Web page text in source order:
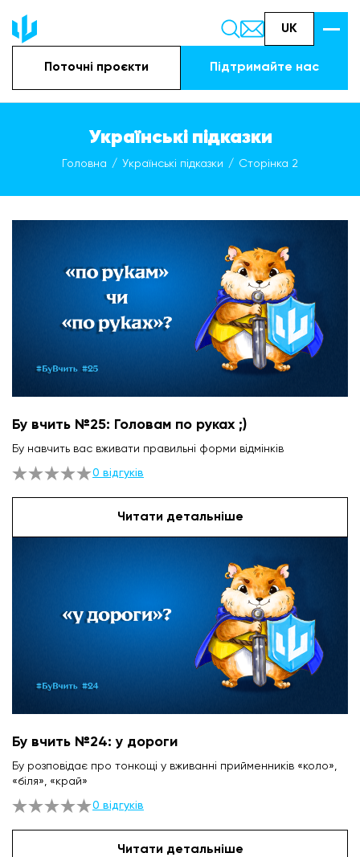
UK
Поточні проєкти Підтримайте наc
Українські підказки
Головна Українські підказки Сторінка 2
Бу вчить №25: Головам по руках ;)
Бу навчить вас вживати правильні форми відмінків
0 відгуків
Читати детальніше
Бу вчить №24: у дороги
Бу розповідає про тонкощі у вживанні прийменників «коло»,
«біля», «край»
0 відгуків
Читати детальніше